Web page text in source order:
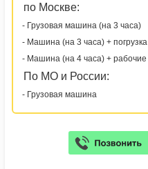
по Москве:
- Грузовая машина (на 3 часа)
- Машина (на 3 часа) + погрузка
- Машина (на 4 часа) + рабочие
По МО и России:
- Грузовая машина